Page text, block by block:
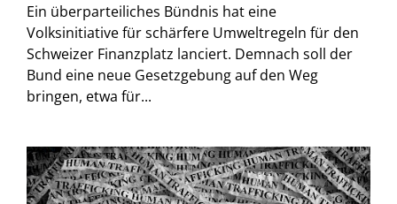
Ein überparteiliches Bündnis hat eine
Volksinitiative für schärfere Umweltregeln für den
Schweizer Finanzplatz lanciert. Demnach soll der
Bund eine neue Gesetzgebung auf den Weg
bringen, etwa für...